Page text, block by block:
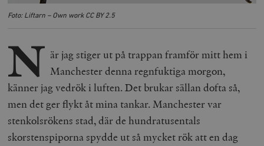
Foto: Liftarn – Own work CC BY 2.5
N är jag stiger ut på trappan framför mitt hem i
Manchester denna regnfuktiga morgon,
känner jag vedrök i luften. Det brukar sällan dofta så,
men det ger flykt åt mina tankar. Manchester var
stenkolsrökens stad, där de hundratusentals
skorstenspiporna spydde ut så mycket rök att en dag